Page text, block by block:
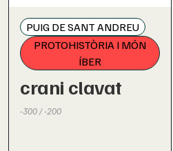
PUIG DE SANT ANDREU
PROTOHISTÒRIA I MÓN
ÍBER
crani clavat
-300 / -200